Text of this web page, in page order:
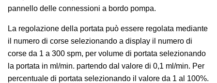
pannello delle connessioni a bordo pompa.
La regolazione della portata può essere regolata mediante
il numero di corse selezionando a display il numero di
corse da 1 a 300 spm, per volume di portata selezionando
la portata in ml/min. partendo dal valore di 0,1 ml/min. Per
percentuale di portata selezionando il valore da 1 al 100%.